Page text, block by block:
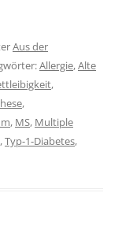
Aus der
Allergie,Alte
,
,
, MS, Multiple
,Typ-1-Diabetes,